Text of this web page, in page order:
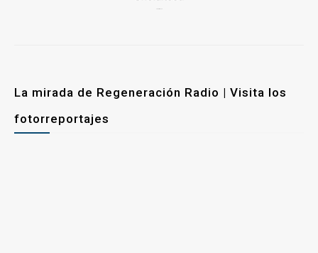
La mirada de Regeneración Radio | Visita los
fotorreportajes